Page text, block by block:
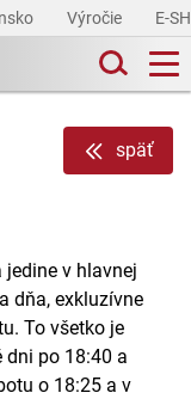
Výročie E-
späť
jedine v hlavnej
dňa, exkluzívne
To všetko je
dni po 18:40 a
o 18:25 a v